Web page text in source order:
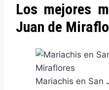
Los mejores
Juan de
Mariachis en San